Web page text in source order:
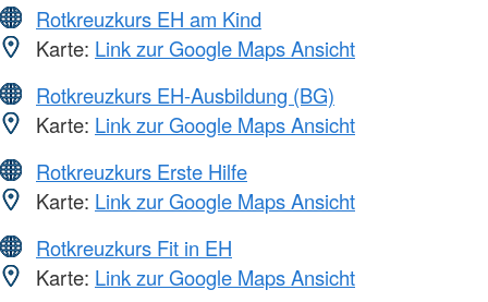
Rotkreuzkurs EH am Kind
Karte: Link zur Google Maps Ansicht
Rotkreuzkurs EH-Ausbildung (BG)
Karte: Link zur Google Maps Ansicht
Rotkreuzkurs Erste Hilfe
Karte: Link zur Google Maps Ansicht
Rotkreuzkurs Fit in EH
Karte: Link zur Google Maps Ansicht